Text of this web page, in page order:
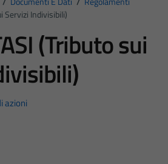
Servizi Indivisibili)
(Tributo sui
azioni